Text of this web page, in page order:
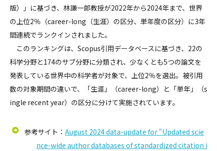
版）」に基づき、林謙一郎教授が2022年から2024年まで、世界
の上位2％（career-long（生涯）の区分、単年度の区分）に3年
間連続でランクインされました。
このランキングは、Scopus引用データベースに基づき、22の
科学分野と174のサブ分野に分類され、少なくとも5つの論文を
発表している世界中の科学者が対象で、上位2％を選出。被引用
数の対象期間の違いで、「生涯」（career-long）と「単年」（s
ingle recent year）の区分に分けて実施されています。
参考サイト： August 2024 data-update for "Updated scie
nce-wide author databases of standardized citation i